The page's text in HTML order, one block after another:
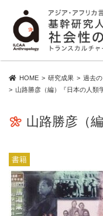
HOME 研究成果
過去
山路勝彦（編）『日本の人類
山路勝彦（
書籍